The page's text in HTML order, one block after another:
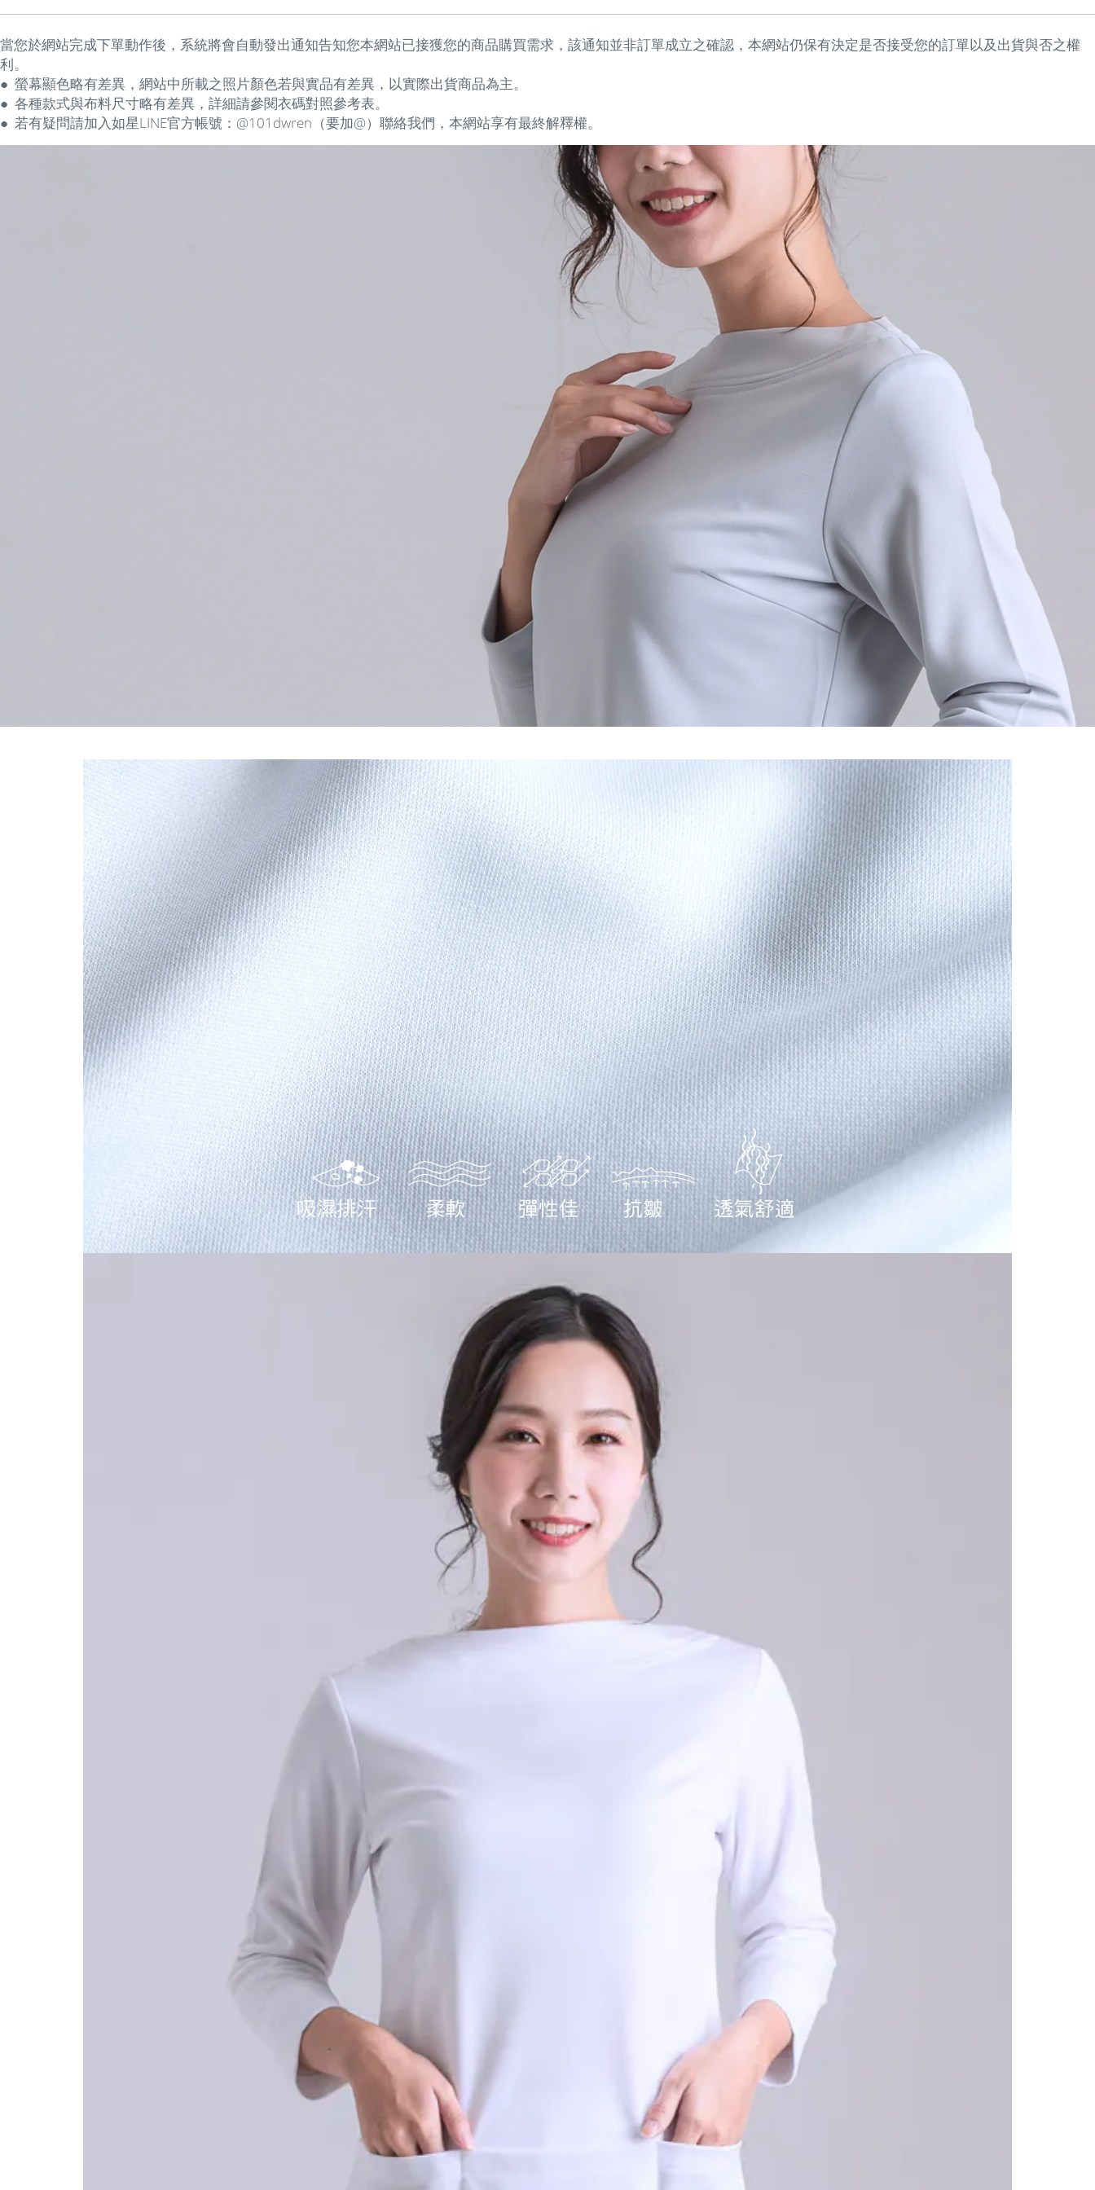
當您於網站完成下單動作後，系統將會自動發出通知告知您本網站已接獲您的商品購買需求，該通知並非訂單成立之確認，本網站仍保有決定是否接受您的訂單以及出貨與否之權
利。
● 螢幕顯色略有差異，網站中所載之照片顏色若與實品有差異，以實際出貨商品為主。
● 各種款式與布料尺寸略有差異，詳細請參閱衣碼對照參考表。
● 若有疑問請加入如星LINE官方帳號：@101dwren（要加@）聯絡我們，本網站享有最終解釋權。